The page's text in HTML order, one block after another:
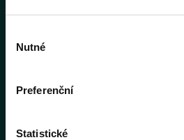
souhlasu
Nutné
Preferenční
Statistické
Monitory
CODEXIS AI 2.0